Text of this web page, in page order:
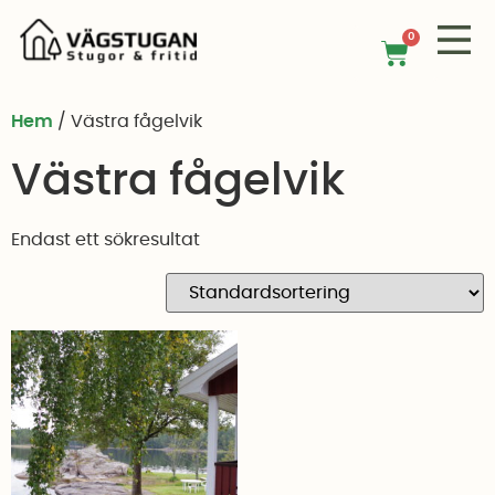
0
Hem / Västra fågelvik
Västra fågelvik
Endast ett sökresultat